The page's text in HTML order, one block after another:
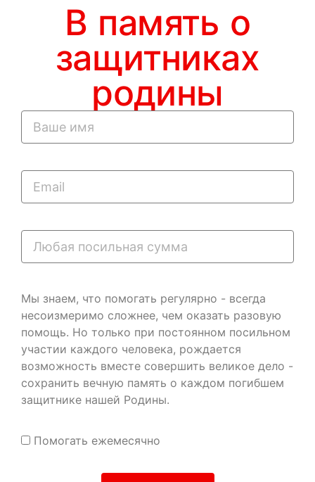
В память о
защитниках
родины
Мы знаем, что помогать регулярно - всегда
несоизмеримо сложнее, чем оказать разовую
помощь. Но только при постоянном посильном
участии каждого человека, рождается
возможность вместе совершить великое дело -
сохранить вечную память о каждом погибшем
защитнике нашей Родины.
Помогать ежемесячно